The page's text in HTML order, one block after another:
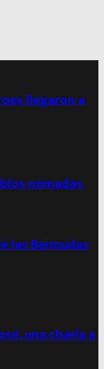
llegaron a
nómadas
las Bermudas
una charla a